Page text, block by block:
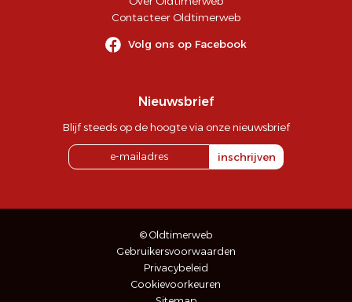
Contacteer Oldtimerweb
Volg ons op Facebook
Nieuwsbrief
Blijf steeds op de hoogte via onze nieuwsbrief
inschrijven
© Oldtimerweb
Gebruikersvoorwaarden
Privacybeleid
Cookievoorkeuren